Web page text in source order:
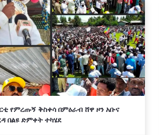
የምረጡኝ ቅስቀሳ በምዕራብ ሸዋ ዞን አቡና
በልዩ ድምቀት ተካሄደ